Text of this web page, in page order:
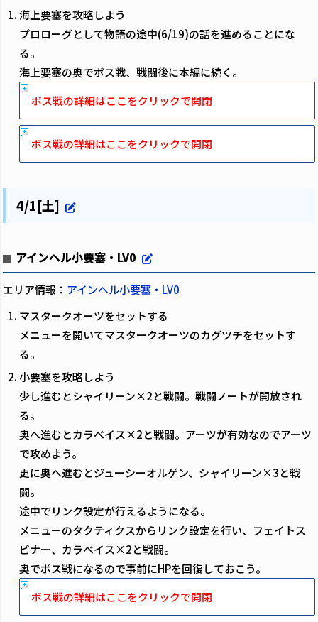
海上要塞を攻略しよう
プロローグとして物語の途中(6/19)の話を進めることにな
る。
海上要塞の奥でボス戦、戦闘後に本編に続く。
ボス戦の詳細はここをクリックで開閉
ボス戦の詳細はここをクリックで開閉
4/1[土]
アインヘル小要塞・LV0
エリア情報： アインヘル小要塞・LV0
マスタークオーツをセットする
メニューを開いてマスタークオーツのカグツチをセットす
る。
小要塞を攻略しよう
少し進むとシャイリーン×2と戦闘。戦闘ノートが開放され
る。
奥へ進むとカラベイス×2と戦闘。アーツが有効なのでアーツ
で攻めよう。
更に奥へ進むとジューシーオルゲン、シャイリーン×3と戦
闘。
途中でリンク設定が行えるようになる。
メニューのタクティクスからリンク設定を行い、フェイトス
ピナー、カラベイス×2と戦闘。
奥でボス戦になるので事前にHPを回復しておこう。
ボス戦の詳細はここをクリックで開閉